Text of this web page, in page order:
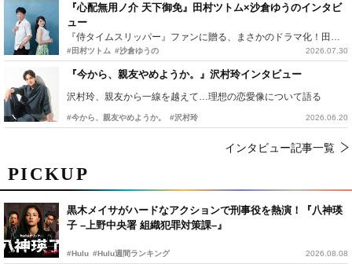
PICKUP
黒木メイサがハードなアクションで刑事役を熱演！『八神瑛
子 –上野中央署 組織犯罪対策課–』
#Hulu #Hulu週間ランキング 2026.08.08
『心配無用ノ介 天下御免』田村ツトム×沙倉ゆうのインタビ
ュー
『侍タイムスリッパー』ファンに贈る、まさかのドラマ化！田村ツトム×沙倉ゆうのが語る『心配無用ノ介』撮影秘話
#田村ツトム #沙倉ゆうの 2026.07.30
『今から、親友やめようか。』沢村玲インタビュー
沢村玲、親友から一線を越えて…理想の恋愛像について語る
#今から、親友やめようか。 #沢村玲 2026.06.20
インタビュー記事一覧